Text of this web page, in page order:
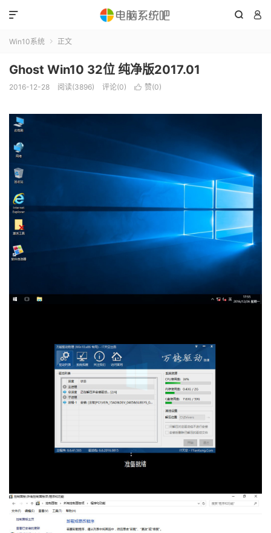
 

Win10系统  正文
Ghost Win10 32位 纯净版2017.01
2016-12-28 阅读(3896) 评论(0)  赞(0)